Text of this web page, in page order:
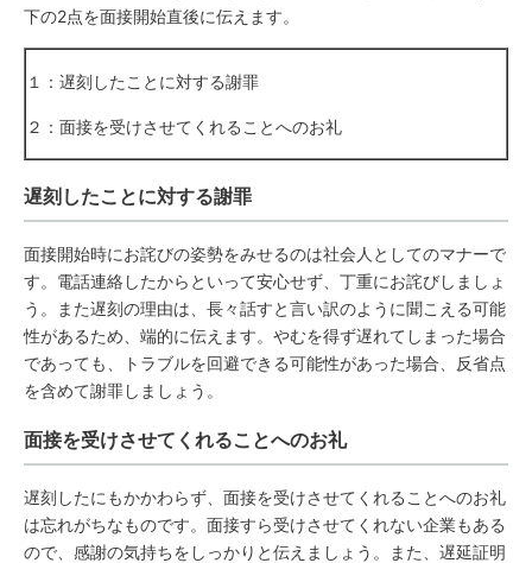
下の2点を面接開始直後に伝えます。
１：遅刻したことに対する謝罪
２：面接を受けさせてくれることへのお礼
遅刻したことに対する謝罪
面接開始時にお詫びの姿勢をみせるのは社会人としてのマナーで
す。電話連絡したからといって安心せず、丁重にお詫びしましょ
う。また遅刻の理由は、長々話すと言い訳のように聞こえる可能
性があるため、端的に伝えます。やむを得ず遅れてしまった場合
であっても、トラブルを回避できる可能性があった場合、反省点
を含めて謝罪しましょう。
面接を受けさせてくれることへのお礼
遅刻したにもかかわらず、面接を受けさせてくれることへのお礼
は忘れがちなものです。面接すら受けさせてくれない企業もある
ので、感謝の気持ちをしっかりと伝えましょう。また、遅延証明